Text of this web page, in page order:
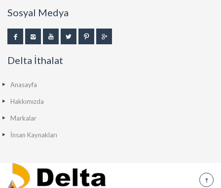
Sosyal Medya
Delta İthalat
Anasayfa
Hakkımızda
Markalar
İnsan Kaynakları